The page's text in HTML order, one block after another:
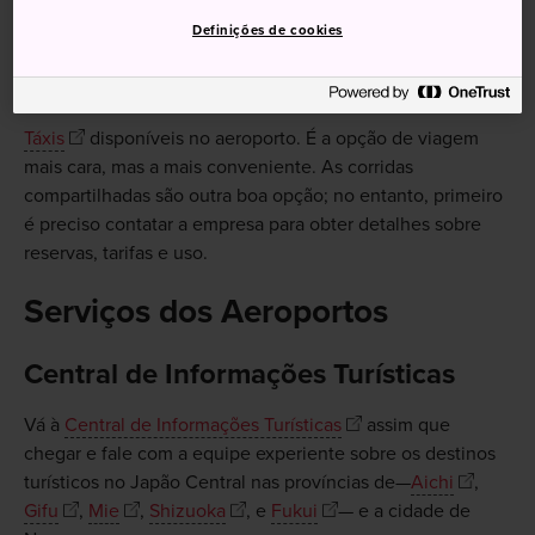
Táxi
Táxis
disponíveis no aeroporto. É a opção de viagem
mais cara, mas a mais conveniente. As corridas
compartilhadas são outra boa opção; no entanto, primeiro
é preciso contatar a empresa para obter detalhes sobre
reservas, tarifas e uso.
Serviços dos Aeroportos
Central de Informações Turísticas
Vá à Central de Informações Turísticas
assim que
chegar e fale com a equipe experiente sobre os destinos
turísticos no Japão Central nas províncias de—Aichi
,
Gifu
, Mie , Shizuoka , e Fukui
— e a cidade de
Definições de cookies